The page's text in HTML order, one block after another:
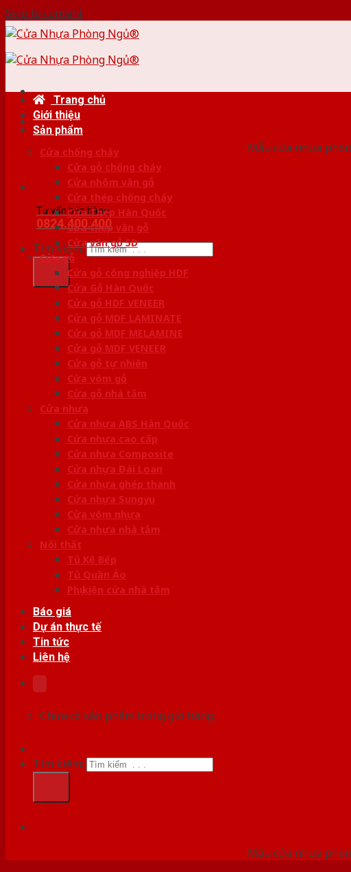
Skip to content
Mẫu cửa nhựa
Tư vấn bán hàng
0824.400.400
Tìm kiếm:
Trang chủ
Giới thiệu
Sản phẩm
Cửa chống cháy
Cửa gỗ chống cháy
Cửa nhôm vân gỗ
Cửa thép chống cháy
Cửa Thép Hàn Quốc
Cửa thép vân gỗ
Cửa vân gỗ 5D
Cửa gỗ
Cửa gỗ công nghiệp HDF
Cửa Gỗ Hàn Quốc
Cửa gỗ HDF VENEER
Cửa gỗ MDF LAMINATE
Cửa gỗ MDF MELAMINE
Cửa gỗ MDF VENEER
Cửa gỗ tự nhiên
Cửa vòm gỗ
Cửa gỗ nhà tắm
Cửa nhựa
Cửa nhựa ABS Hàn Quốc
Cửa nhựa cao cấp
Cửa nhựa Composite
Cửa nhựa Đài Loan
Cửa nhựa ghép thanh
Cửa nhựa Sungyu
Cửa vòm nhựa
Cửa nhựa nhà tắm
Nội thất
Tủ Kệ Bếp
Tủ Quần Áo
Phụ kiện cửa nhà tắm
Báo giá
Dự án thực tế
Tin tức
Liên hệ
Chưa có sản phẩm trong giỏ hàng.
Tìm kiếm:
Mẫu cửa nhựa